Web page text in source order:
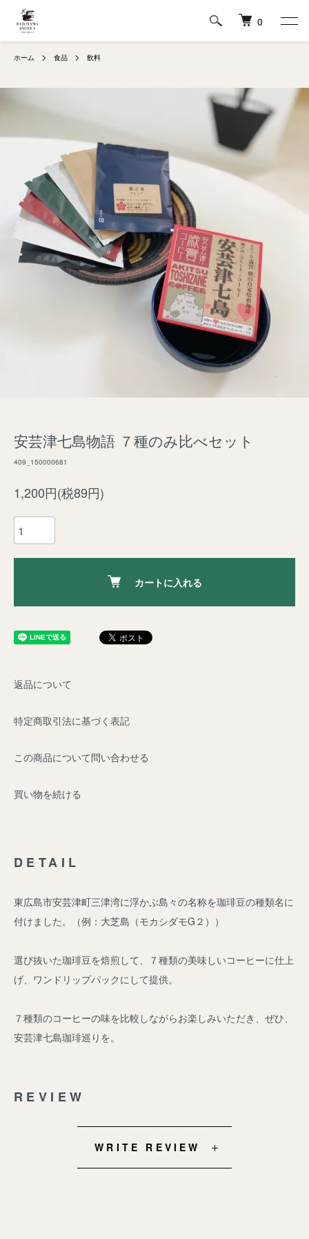
0
ホーム 食品 飲料
安芸津七島物語 ７種のみ比べセット
409_150000681
1,200円(税89円)
カートに入れる
返品について
特定商取引法に基づく表記
この商品について問い合わせる
買い物を続ける
DETAIL
東広島市安芸津町三津湾に浮かぶ島々の名称を珈琲豆の種類名に
付けました。（例：大芝島（モカシダモG２））
選び抜いた珈琲豆を焙煎して、７種類の美味しいコーヒーに仕上
げ、ワンドリップパックにして提供。
７種類のコーヒーの味を比較しながらお楽しみいただき、ぜひ、
安芸津七島珈琲巡りを。
REVIEW
WRITE REVIEW